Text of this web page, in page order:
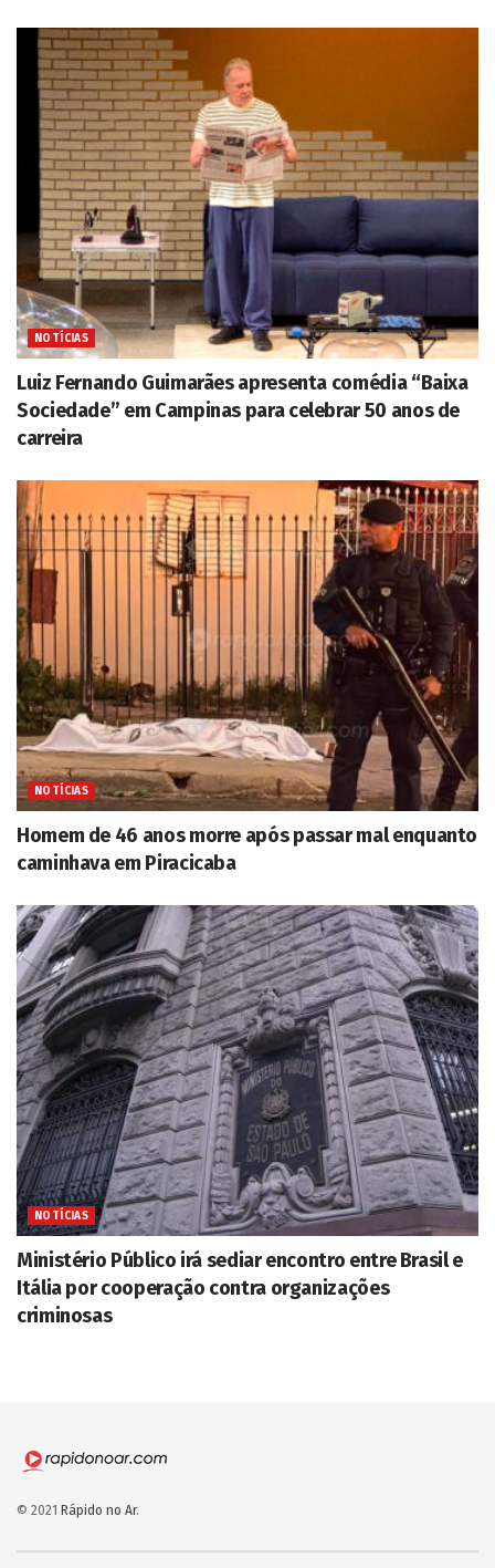
NOTÍCIAS
Luiz Fernando Guimarães apresenta comédia “Baixa
Sociedade” em Campinas para celebrar 50 anos de
carreira
NOTÍCIAS
Homem de 46 anos morre após passar mal enquanto
caminhava em Piracicaba
NOTÍCIAS
Ministério Público irá sediar encontro entre Brasil e
Itália por cooperação contra organizações
criminosas
© 2021 Rápido no Ar.